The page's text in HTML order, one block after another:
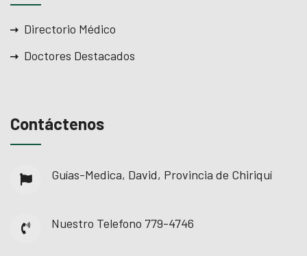
Directorio Médico
Doctores Destacados
Contáctenos
Guías-Medica, David, Provincia de Chiriquí
Nuestro Telefono 779-4746